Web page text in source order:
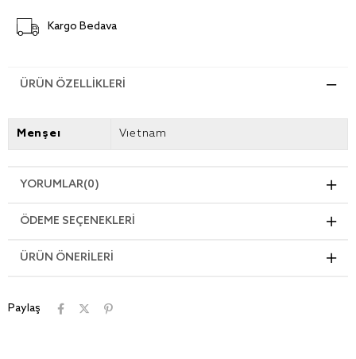
Kargo Bedava
ÜRÜN ÖZELLIKLERI
Menşei Vietnam
YORUMLAR(0)
ÖDEME SEÇENEKLERI
ÜRÜN ÖNERILERI
Paylaş